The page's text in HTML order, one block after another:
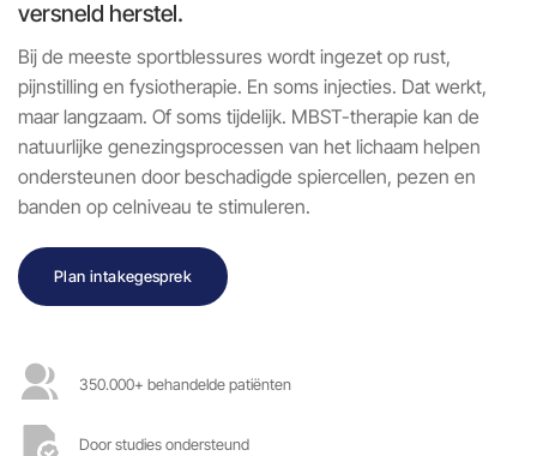
versneld herstel.
Bij de meeste sportblessures wordt ingezet op rust,
pijnstilling en fysiotherapie. En soms injecties. Dat werkt,
maar langzaam. Of soms tijdelijk. MBST-therapie kan de
natuurlijke genezingsprocessen van het lichaam helpen
ondersteunen door beschadigde spiercellen, pezen en
banden op celniveau te stimuleren.
Plan intakegesprek
350.000+ behandelde patiënten
Door studies ondersteund